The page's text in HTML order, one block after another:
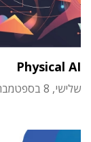
Physical AI
שלישי, 8 בספטמבר 2026